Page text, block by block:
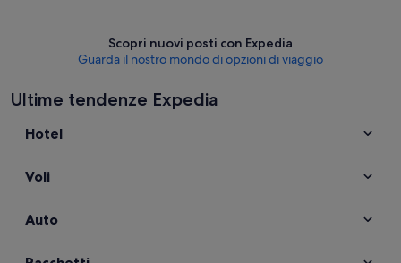
Scopri nuovi posti con Expedia
Guarda il nostro mondo di opzioni di viaggio
Ultime tendenze Expedia
Hotel
Voli
Auto